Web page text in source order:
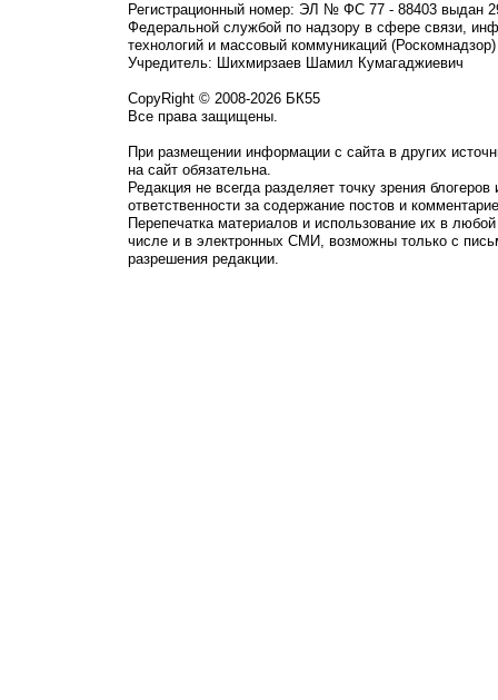
Регистрационный номер: ЭЛ № ФС 77 - 88403 выдан
Федеральной службой по надзору в сфере связи,
технологий и массовый коммуникаций (Роскомнадзор)
Учредитель: Шихмирзаев Шамил Кумагаджиевич
CopyRight © 2008-2026 БК55
Все права защищены.
При размещении информации с сайта в других
на сайт обязательна.
Редакция не всегда разделяет точку зрения блогеров
ответственности за содержание постов и
Перепечатка материалов и использование их в
числе и в электронных СМИ, возможны только с
разрешения редакции.